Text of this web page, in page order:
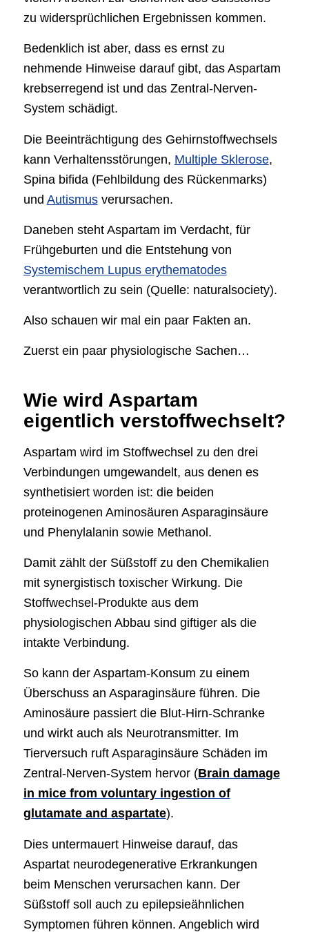
zu widersprüchlichen Ergebnissen kommen.
Bedenklich ist aber, dass es ernst zu
nehmende Hinweise darauf gibt, das Aspartam
krebserregend ist und das Zentral-Nerven-
System schädigt.
Die Beeinträchtigung des Gehirnstoffwechsels
kann Verhaltensstörungen, Multiple Sklerose,
Spina bifida (Fehlbildung des Rückenmarks)
und Autismusverursachen.
Daneben steht Aspartam im Verdacht, für
Frühgeburten und die Entstehung von
Systemischem Lupus erythematodes
verantwortlich zu sein (Quelle: naturalsociety).
Also schauen wir mal ein paar Fakten an.
Zuerst ein paar physiologische Sachen…
Wie wird Aspartam
eigentlich verstoffwechselt?
Aspartam wird im Stoffwechsel zu den drei
Verbindungen umgewandelt, aus denen es
synthetisiert worden ist: die beiden
proteinogenen Aminosäuren Asparaginsäure
und Phenylalanin sowie Methanol.
Damit zählt der Süßstoff zu den Chemikalien
mit synergistisch toxischer Wirkung. Die
Stoffwechsel-Produkte aus dem
physiologischen Abbau sind giftiger als die
intakte Verbindung.
So kann der Aspartam-Konsum zu einem
Überschuss an Asparaginsäure führen. Die
Aminosäure passiert die Blut-Hirn-Schranke
und wirkt auch als Neurotransmitter. Im
Tierversuch ruft Asparaginsäure Schäden im
Zentral-Nerven-System hervor (Brain damage
in mice from voluntary ingestion of
glutamate and aspartate).
Dies untermauert Hinweise darauf, das
Aspartat neurodegenerative Erkrankungen
beim Menschen verursachen kann. Der
Süßstoff soll auch zu epilepsieähnlichen
Symptomen führen können. Angeblich wird